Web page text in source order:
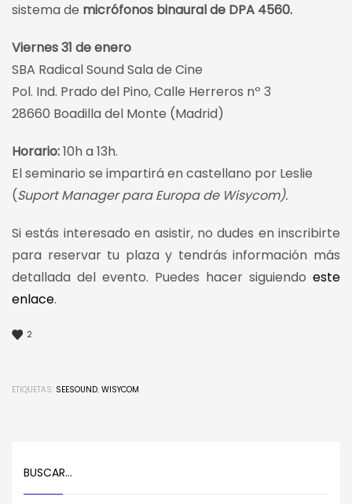
sistema de micrófonos binaural de DPA 4560.
Viernes 31 de enero
SBA Radical Sound Sala de Cine
Pol. Ind. Prado del Pino, Calle Herreros nº 3
28660 Boadilla del Monte (Madrid)
Horario:10h a 13h.
El seminario se impartirá en castellano por Leslie
(Suport Manager para Europa de Wisycom).
Si estás interesado en asistir, no dudes en inscribirte
para reservar tu plaza y tendrás información más
detallada del evento. Puedes hacer siguiendo este
enlace.
2
ETIQUETAS: SEESOUND, WISYCOM
BUSCAR…